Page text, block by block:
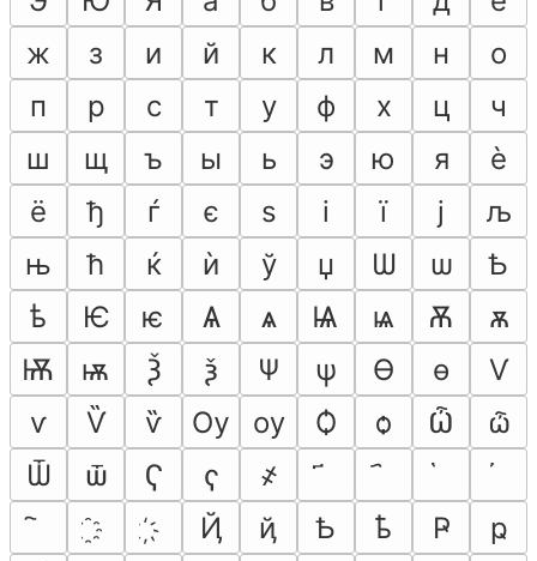
ж
з и й к л м н
о
п
р с т у ф х ц
ч
ш
щ ъ ы ь э ю я
ѐ
ё
ђ ѓ є ѕ і ї ј
љ
њ
ћ ќ ѝ ў џ Ѡ ѡ
Ѣ
ѣ
Ѥ ѥ Ѧ ѧ Ѩ ѩ Ѫ
ѫ
Ѭ
ѭ Ѯ ѯ Ѱ ѱ Ѳ ѳ
Ѵ
ѵ
Ѷ ѷ Ѹ ѹ Ѻ ѻ Ѽ
ѽ
Ѿ
ѿ Ҁ ҁ
҂
Ҋ
ҋ Ҍ ҍ Ҏ
ҏ